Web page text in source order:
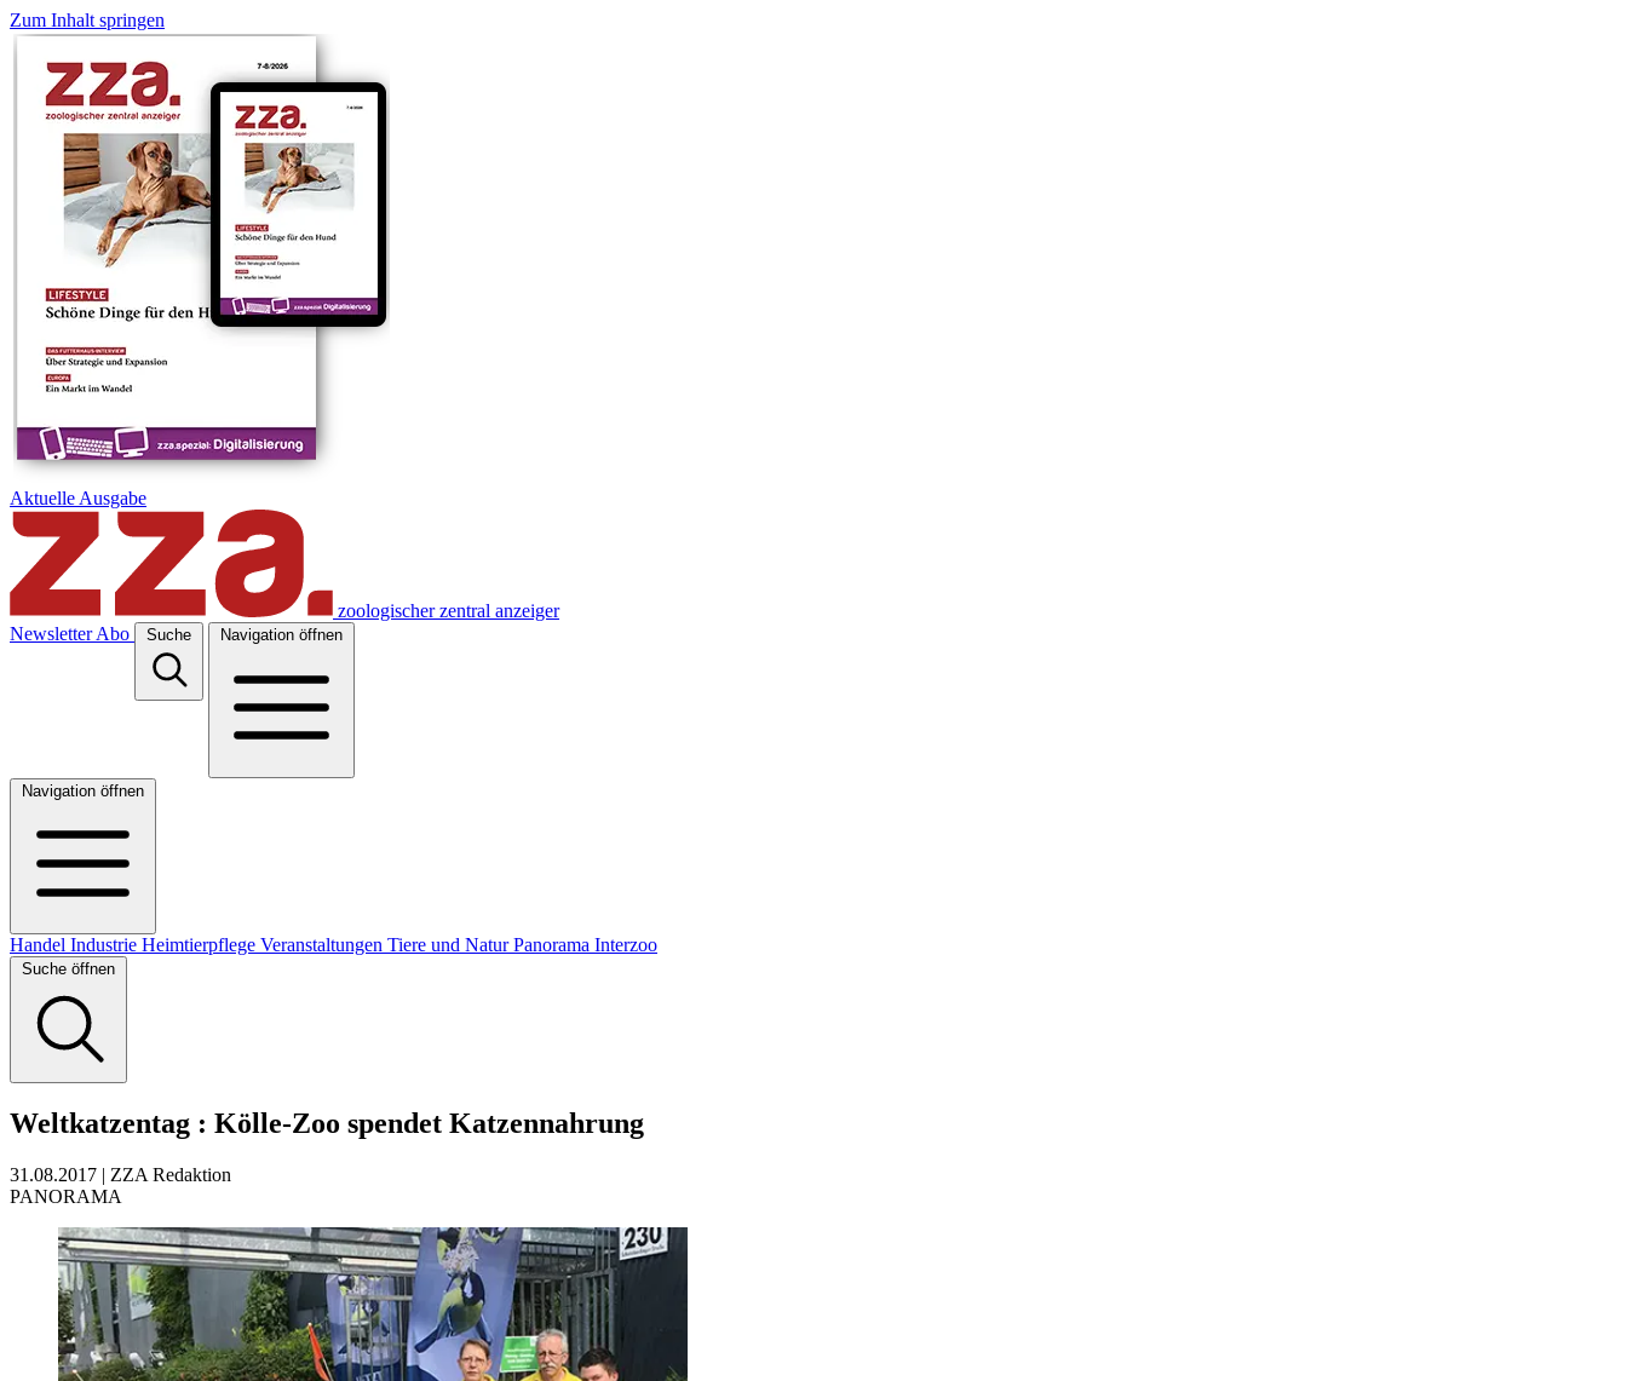
Zum Inhalt springen
Aktuelle Ausgabe
zoologischer zentral anzeiger
Newsletter Abo Suche Navigation öffnen
Navigation öffnen
Handel Industrie Heimtierpflege Veranstaltungen Tiere und NaturPanorama Interzoo
Suche öffnen
Weltkatzentag : Kölle-Zoo spendet Katzennahrung
31.08.2017 | ZZA Redaktion
PANORAMA